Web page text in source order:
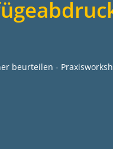
beurteilen -